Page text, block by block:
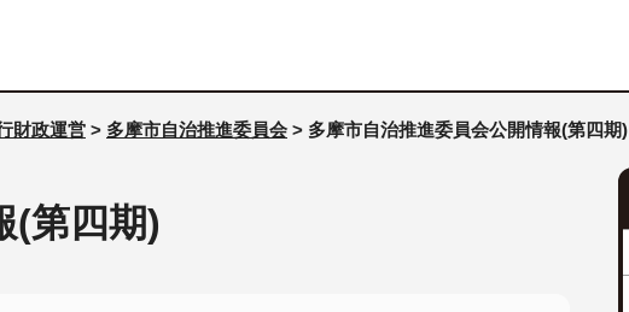
財政運営 > 多摩市自治推進委員会 > 多摩市自治推進委員会公開情報(第四期)
(第四期)